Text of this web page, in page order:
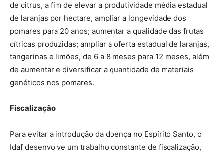
de citrus, a fim de elevar a produtividade média estadual
de laranjas por hectare, ampliar a longevidade dos
pomares para 20 anos; aumentar a qualidade das frutas
cítricas produzidas; ampliar a oferta estadual de laranjas,
tangerinas e limões, de 6 a 8 meses para 12 meses, além
de aumentar e diversificar a quantidade de materiais
genéticos nos pomares.
Fiscalização
Para evitar a introdução da doença no Espírito Santo, o
Idaf desenvolve um trabalho constante de fiscalização,